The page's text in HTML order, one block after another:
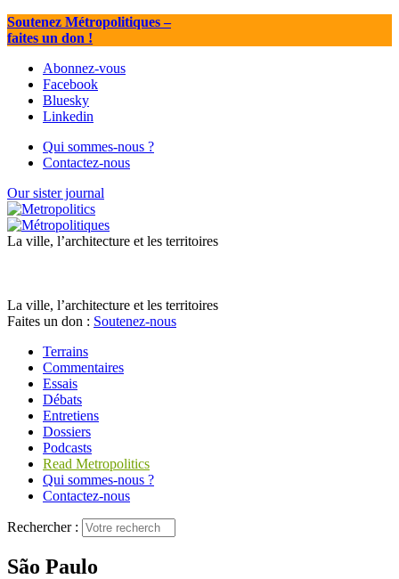
Soutenez Métropolitiques–
faites un don !
Abonnez-vous
Facebook
Bluesky
Linkedin
Qui sommes-nous ?
Contactez-nous
Our sister journal
La ville, l’architecture et les territoires
La ville, l’architecture et les territoires
Faites un don : Soutenez-nous
Terrains
Commentaires
Essais
Débats
Entretiens
Dossiers
Podcasts
Read Metropolitics
Qui sommes-nous ?
Contactez-nous
Rechercher :
São Paulo